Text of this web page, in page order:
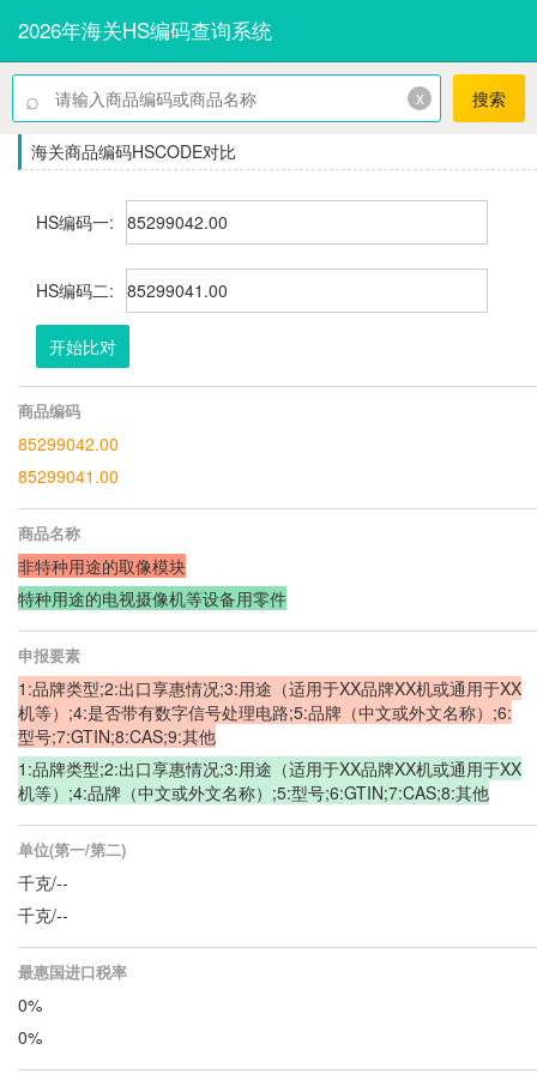
2026年海关HS编码查询系统
⌕ x 搜索
海关商品编码HSCODE对比
HS编码一:
HS编码二:
开始比对
商品编码
85299042.00
85299041.00
商品名称
非特种用途的取像模块
特种用途的电视摄像机等设备用零件
申报要素
1:品牌类型;2:出口享惠情况;3:用途（适用于XX品牌XX机或通用于XX
机等）;4:是否带有数字信号处理电路;5:品牌（中文或外文名称）;6:
型号;7:GTIN;8:CAS;9:其他
1:品牌类型;2:出口享惠情况;3:用途（适用于XX品牌XX机或通用于XX
机等）;4:品牌（中文或外文名称）;5:型号;6:GTIN;7:CAS;8:其他
单位(第一/第二)
千克/--
千克/--
最惠国进口税率
0%
0%